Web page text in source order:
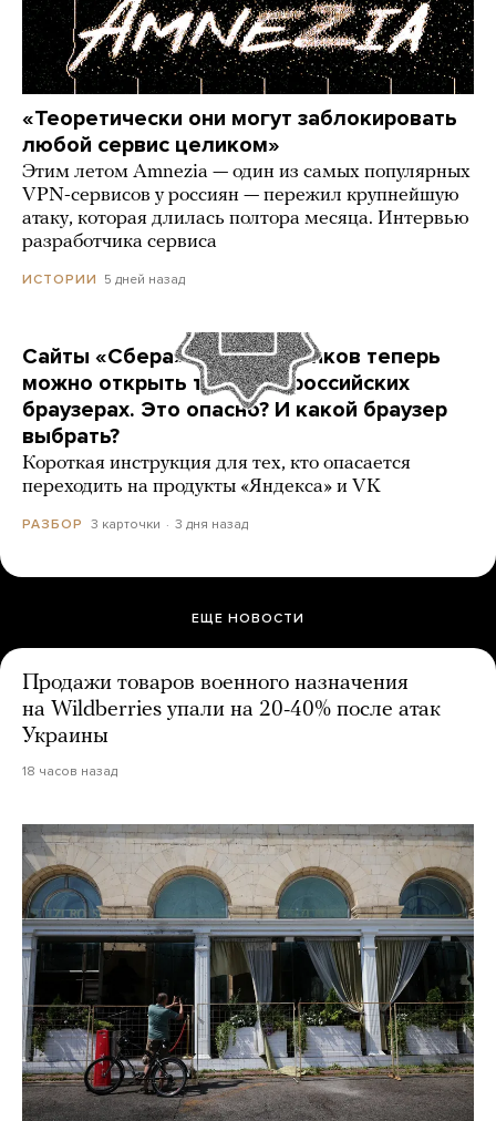
«Теоретически они могут заблокировать
любой сервис целиком»
Этим летом Amnezia — один из самых популярных
VPN-сервисов у россиян — пережил крупнейшую
атаку, которая длилась полтора месяца. Интервью
разработчика сервиса
ИСТОРИИ 5 дней назад
Сайты «Сбера» и других банков теперь
можно открыть только в российских
браузерах. Это опасно? И какой браузер
выбрать?
Короткая инструкция для тех, кто опасается
переходить на продукты «Яндекса» и VK
РАЗБОР 3 карточки 3 дня назад
ЕЩЕ НОВОСТИ
Продажи товаров военного назначения
на Wildberries упали на 20-40% после атак
Украины
18 часов назад